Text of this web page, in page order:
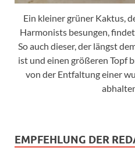
Ein kleiner grüner Kaktus,
Harmonists besungen,
So auch dieser, der längst
ist und einen größeren Topf
von der Entfaltung einer
EMPFEHLUNG DER